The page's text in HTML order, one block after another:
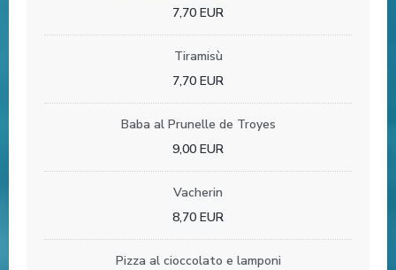
7,70 EUR
Tiramisù
7,70 EUR
Baba al Prunelle de Troyes
9,00 EUR
Vacherin
8,70 EUR
Pizza al cioccolato e lamponi